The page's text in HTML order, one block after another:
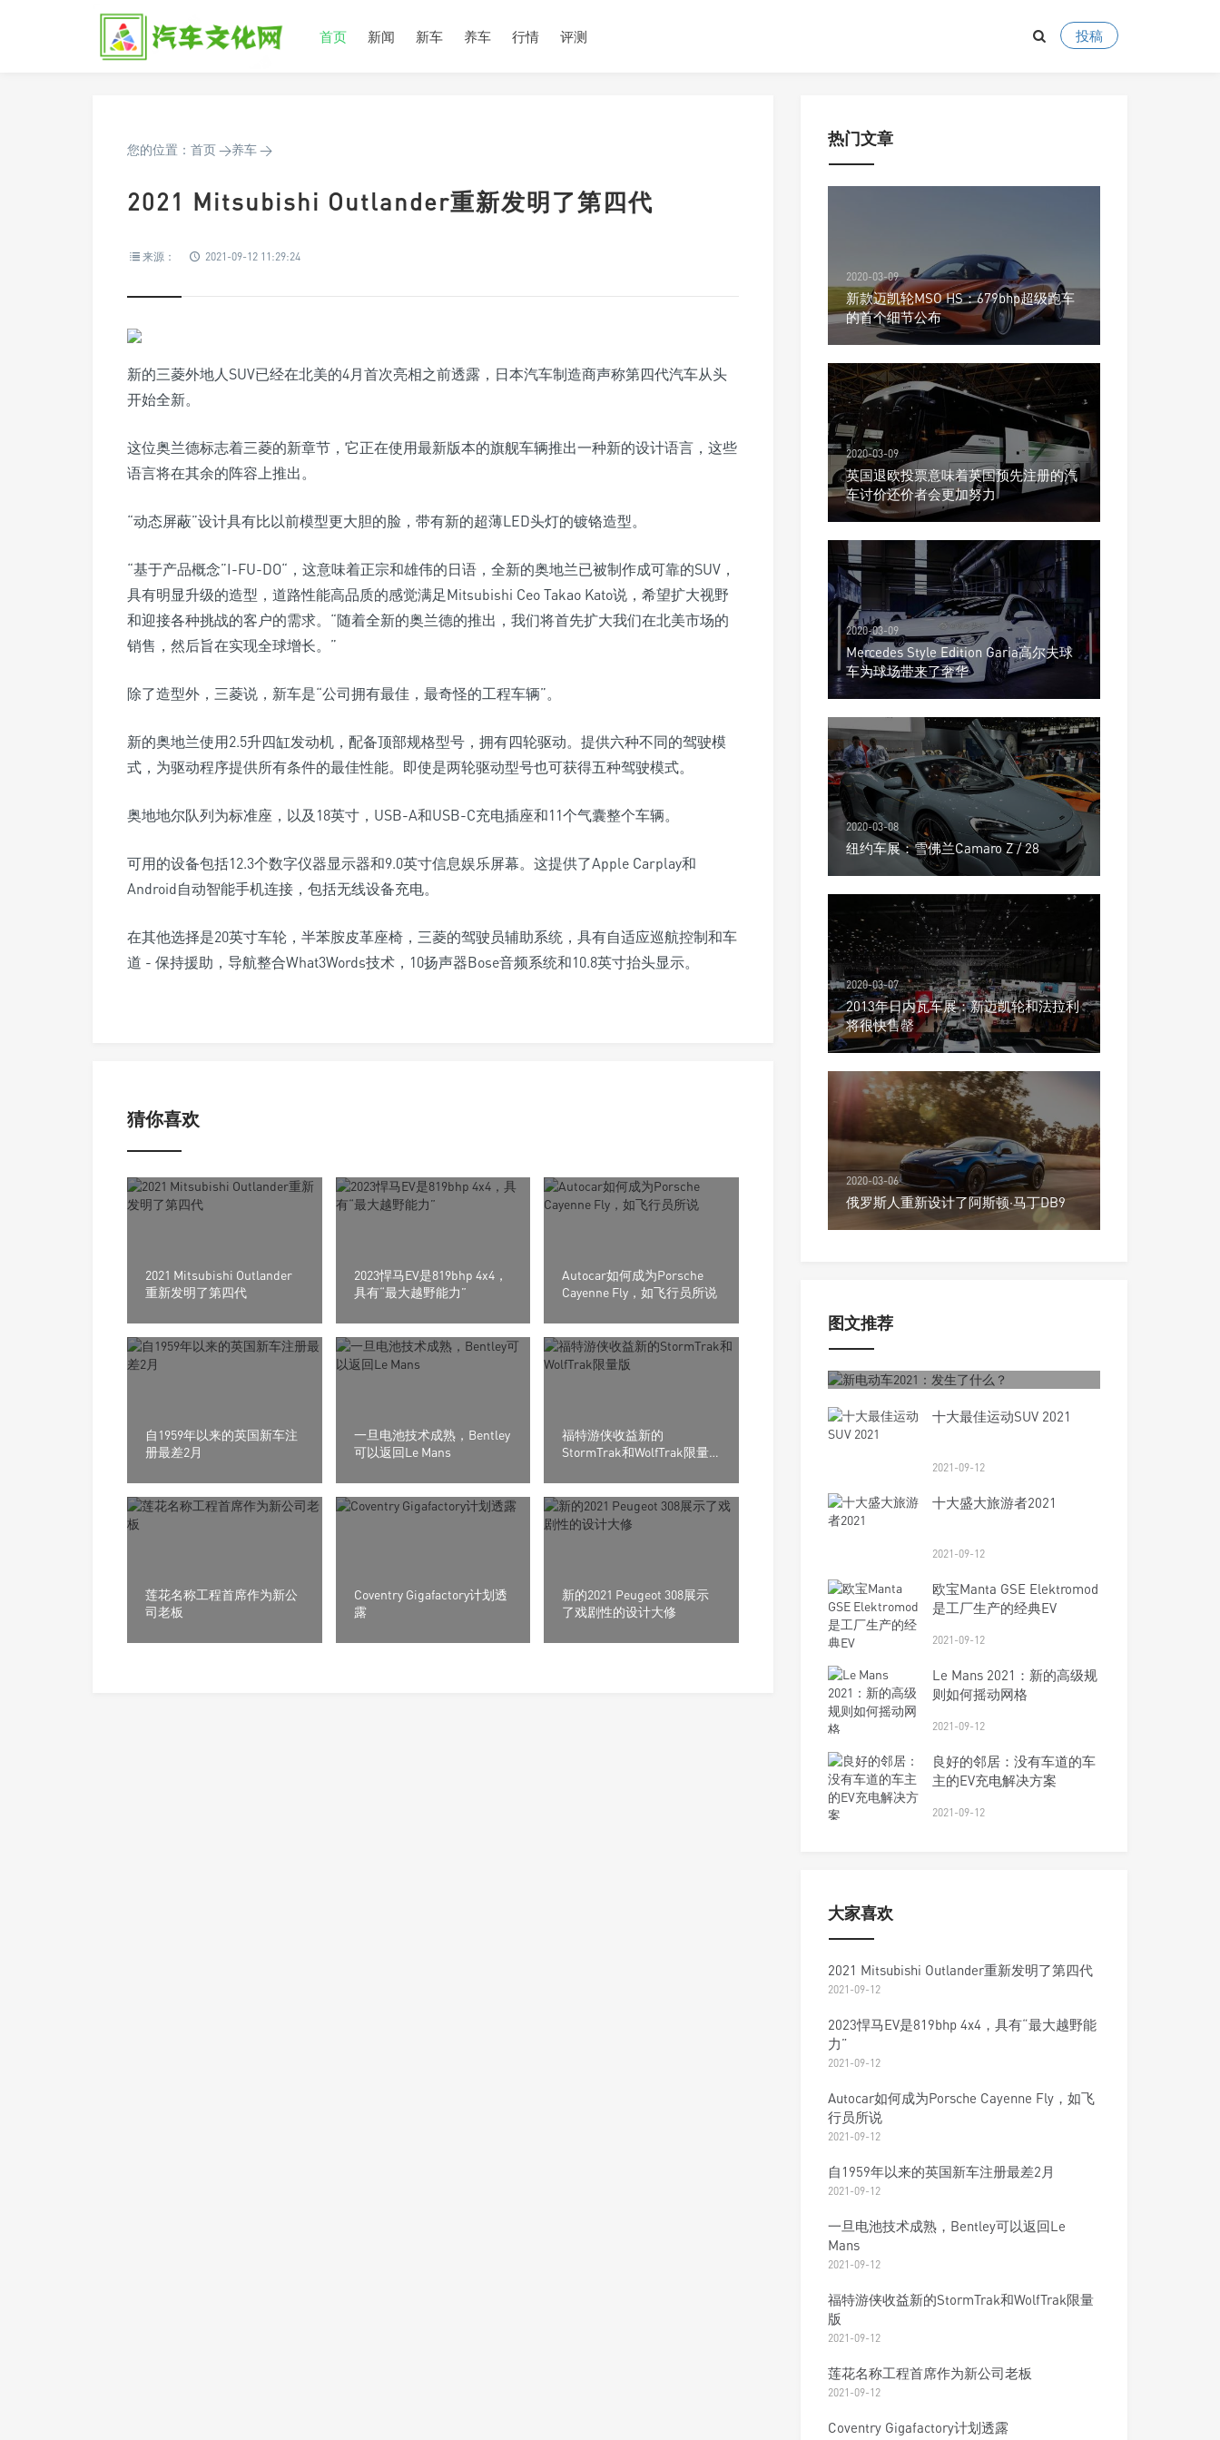
首页 新闻 新车 养车 行情 评测 投稿
您的位置： 首页>养车>
2021 Mitsubishi Outlander重新发明了第四代
来源： 2021-09-12 11:29:24
新的三菱外地人SUV已经在北美的4月首次亮相之前透露，日本汽车制造商声称第四代汽车从头
开始全新。
这位奥兰德标志着三菱的新章节，它正在使用最新版本的旗舰车辆推出一种新的设计语言，这些
语言将在其余的阵容上推出。
“动态屏蔽”设计具有比以前模型更大胆的脸，带有新的超薄LED头灯的镀铬造型。
“基于产品概念”I-FU-DO“，这意味着正宗和雄伟的日语，全新的奥地兰已被制作成可靠的SUV，
具有明显升级的造型，道路性能高品质的感觉满足Mitsubishi Ceo Takao Kato说，希望扩大视野
和迎接各种挑战的客户的需求。“随着全新的奥兰德的推出，我们将首先扩大我们在北美市场的
销售，然后旨在实现全球增长。”
除了造型外，三菱说，新车是“公司拥有最佳，最奇怪的工程车辆”。
新的奥地兰使用2.5升四缸发动机，配备顶部规格型号，拥有四轮驱动。提供六种不同的驾驶模
式，为驱动程序提供所有条件的最佳性能。即使是两轮驱动型号也可获得五种驾驶模式。
奥地地尔队列为标准座，以及18英寸，USB-A和USB-C充电插座和11个气囊整个车辆。
可用的设备包括12.3个数字仪器显示器和9.0英寸信息娱乐屏幕。这提供了Apple Carplay和
Android自动智能手机连接，包括无线设备充电。
在其他选择是20英寸车轮，半苯胺皮革座椅，三菱的驾驶员辅助系统，具有自适应巡航控制和车
道 - 保持援助，导航整合What3Words技术，10扬声器Bose​​音频系统和10.8英寸抬头显示。
猜你喜欢
2021 Mitsubishi Outlander
重新发明了第四代
2023悍马EV是819bhp 4x4，
具有“最大越野能力”
Autocar如何成为Porsche
Cayenne Fly，如飞行员所说
自1959年以来的英国新车注
册最差2月
一旦电池技术成熟，Bentley
可以返回Le Mans
福特游侠收益新的
StormTrak和WolfTrak限量
莲花名称工程首席作为新公
司老板
Coventry Gigafactory计划透
露
新的2021 Peugeot 308展示
了戏剧性的设计大修
热门文章
2020-03-09
新款迈凯轮MSO HS：679bhp超级跑车
的首个细节公布
2020-03-09
英国退欧投票意味着英国预先注册的汽
车讨价还价者会更加努力
2020-03-09
Mercedes Style Edition Garia高尔夫球
车为球场带来了奢华
2020-03-08
纽约车展：雪佛兰Camaro Z / 28
2020-03-07
2013年日内瓦车展：新迈凯轮和法拉利
将很快售罄
2020-03-06
俄罗斯人重新设计了阿斯顿·马丁DB9
图文推荐
十大最佳运动SUV 2021
2021-09-12
十大盛大旅游者2021
2021-09-12
欧宝Manta GSE Elektromod
是工厂生产的经典EV
2021-09-12
Le Mans 2021：新的高级规
则如何摇动网格
2021-09-12
良好的邻居：没有车道的车
主的EV充电解决方案
2021-09-12
大家喜欢
2021 Mitsubishi Outlander重新发明了第四代
2021-09-12
2023悍马EV是819bhp 4x4，具有“最大越野能
力”
2021-09-12
Autocar如何成为Porsche Cayenne Fly，如飞
行员所说
2021-09-12
自1959年以来的英国新车注册最差2月
2021-09-12
一旦电池技术成熟，Bentley可以返回Le
Mans
2021-09-12
福特游侠收益新的StormTrak和WolfTrak限量
版
2021-09-12
莲花名称工程首席作为新公司老板
2021-09-12
Coventry Gigafactory计划透露